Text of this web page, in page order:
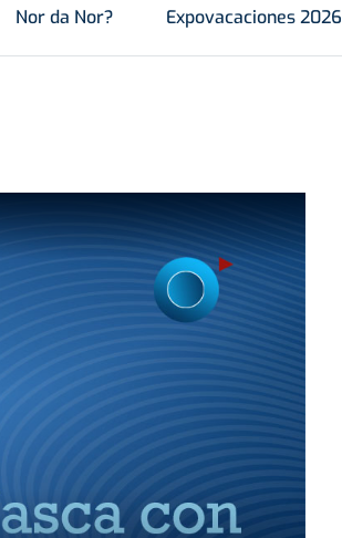
Nor da Nor? Expovacaciones 2026